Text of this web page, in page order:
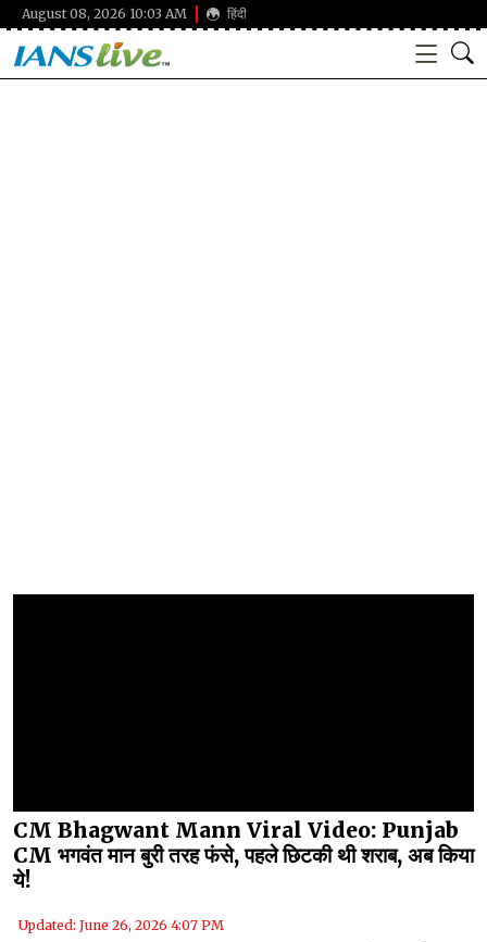
August 08, 2026 10:03 AM हिंदी
CM Bhagwant Mann Viral Video: Punjab
CM भगवंत मान बुरी तरह फंसे, पहले छिटकी थी शराब, अब किया
ये!
Updated: June 26, 2026 4:07 PM